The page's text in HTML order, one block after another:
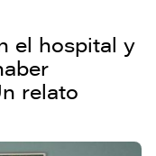
el hospital y
relato